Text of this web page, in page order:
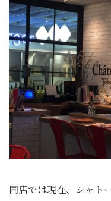
同店では現在、シャト